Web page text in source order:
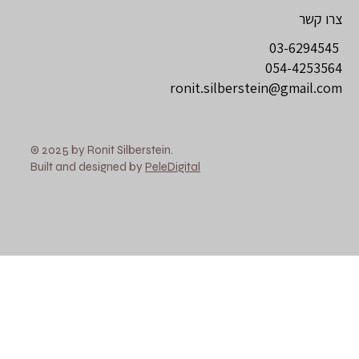
צרו קשר
054-4253564
ronit.silberstein@gmail.com
© 2025 by Ronit Silberstein.
Built and designed by PeleDigital